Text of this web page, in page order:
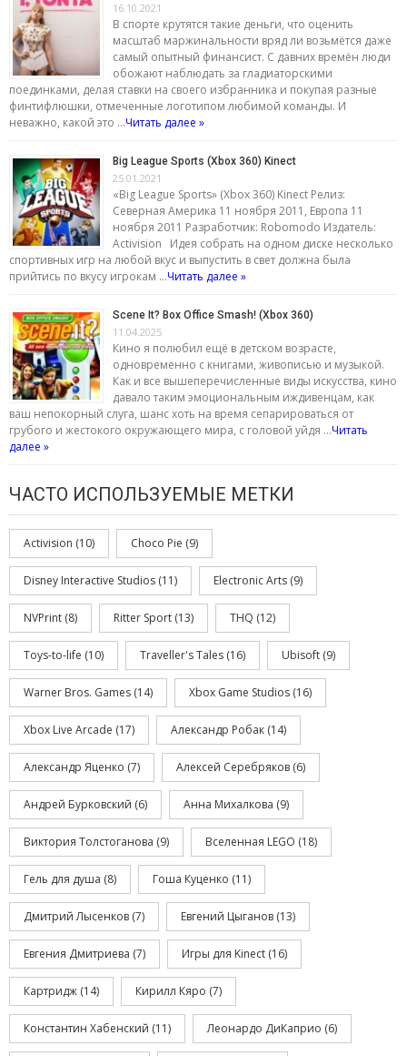
16.10.2021
В спорте крутятся такие деньги, что оценить
масштаб маржинальности вряд ли возьмётся даже
самый опытный финансист. С давних времён люди
обожают наблюдать за гладиаторскими
поединками, делая ставки на своего избранника и покупая разные
финтифлюшки, отмеченные логотипом любимой команды. И
неважно, какой это …Читать далее »
Big League Sports (Xbox 360) Kinect
25.01.2021
«Big League Sports» (Xbox 360) Kinect Релиз:
Северная Америка 11 ноября 2011, Европа 11
ноября 2011 Разработчик: Robomodo Издатель:
Activision Идея собрать на одном диске несколько
спортивных игр на любой вкус и выпустить в свет должна была
прийтись по вкусу игрокам …Читать далее »
Scene It? Box Office Smash! (Xbox 360)
11.04.2025
Кино я полюбил ещё в детском возрасте,
одновременно с книгами, живописью и музыкой.
Как и все вышеперечисленные виды искусства, кино
давало таким эмоциональным иждивенцам, как
ваш непокорный слуга, шанс хоть на время сепарироваться от
грубого и жестокого окружающего мира, с головой уйдя …Читать
далее »
ЧАСТО ИСПОЛЬЗУЕМЫЕ МЕТКИ
Activision (10) Choco Pie (9)
Disney Interactive Studios (11) Electronic Arts (9)
NVPrint (8) Ritter Sport (13) THQ (12)
Toys-to-life (10) Traveller's Tales (16) Ubisoft (9)
Warner Bros. Games (14) Xbox Game Studios (16)
Xbox Live Arcade (17) Александр Робак (14)
Александр Яценко (7) Алексей Серебряков (6)
Андрей Бурковский (6) Анна Михалкова (9)
Виктория Толстоганова (9) Вселенная LEGO (18)
Гель для душа (8) Гоша Куценко (11)
Дмитрий Лысенков (7) Евгений Цыганов (13)
Евгения Дмитриева (7) Игры для Kinect (16)
Картридж (14) Кирилл Кяро (7)
Константин Хабенский (11) Леонардо ДиКаприо (6)